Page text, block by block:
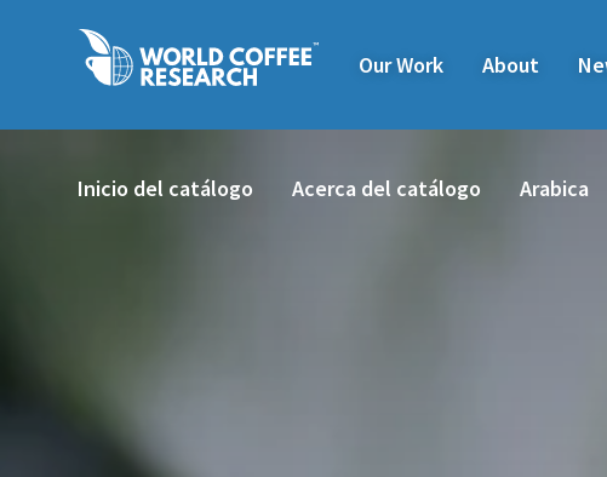
Our Work About
Inicio del catálogo Acerca del catálogo Arabica